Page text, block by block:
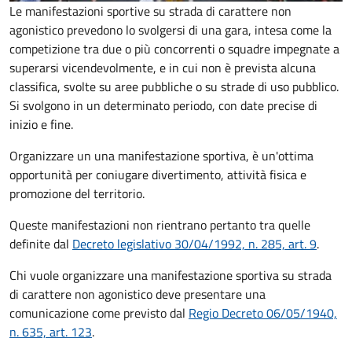
Le manifestazioni sportive su strada di carattere non
agonistico prevedono lo svolgersi di una gara, intesa come la
competizione tra due o più concorrenti o squadre impegnate a
superarsi vicendevolmente, e in cui non è prevista alcuna
classifica, svolte su aree pubbliche o su strade di uso pubblico.
Si svolgono in un determinato periodo, con date precise di
inizio e fine.
Organizzare un una manifestazione sportiva, è un'ottima
opportunità per coniugare divertimento, attività fisica e
promozione del territorio.
Queste manifestazioni non rientrano pertanto tra quelle
definite dal Decreto legislativo 30/04/1992, n. 285, art. 9.
Chi vuole organizzare una manifestazione sportiva su strada
di carattere non agonistico deve presentare una
comunicazione come previsto dal Regio Decreto 06/05/1940,
n. 635, art. 123.